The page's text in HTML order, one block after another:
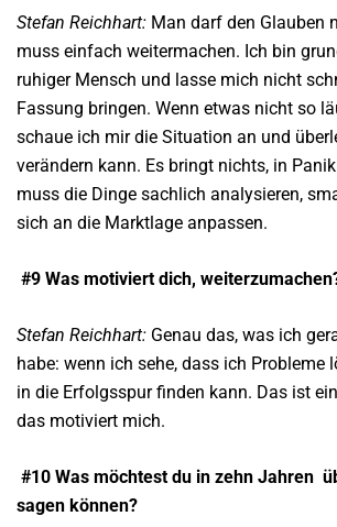
Stefan Reichhart: Man darf den Glauben
muss einfach weitermachen. Ich bin
ruhiger Mensch und lasse mich nicht
Fassung bringen. Wenn etwas nicht so
schaue ich mir die Situation an und
verändern kann. Es bringt nichts, in
muss die Dinge sachlich analysieren,
sich an die Marktlage anpassen.
#9 Was motiviert dich,
Stefan Reichhart: Genau das, was ich
habe: wenn ich sehe, dass ich Probleme
in die Erfolgsspur finden kann. Das ist
das motiviert mich.
#10 Was möchtest du in zehn Jahren
sagen können?